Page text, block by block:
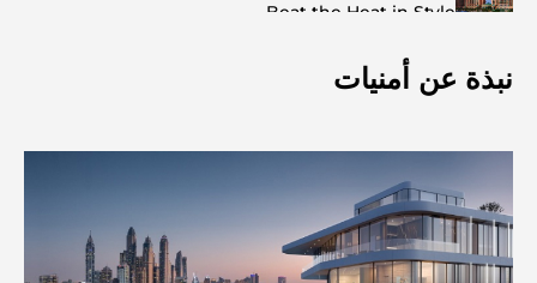
Beat the Heat in Style
Top 7 Busiest Airports in the World: Hub of Global
Travel
Investors and Residents
Best Schools in Downtown Dubai: A Guide for
Families
نبذة عن أمنيات